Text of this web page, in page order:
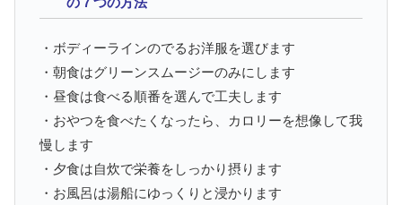
・ボディーラインのでるお洋服を選びます
・朝食はグリーンスムージーのみにします
・昼食は食べる順番を選んで工夫します
・おやつを食べたくなったら、カロリーを想像して我
慢します
・夕食は自炊で栄養をしっかり摂ります
・お風呂は湯船にゆっくりと浸かります